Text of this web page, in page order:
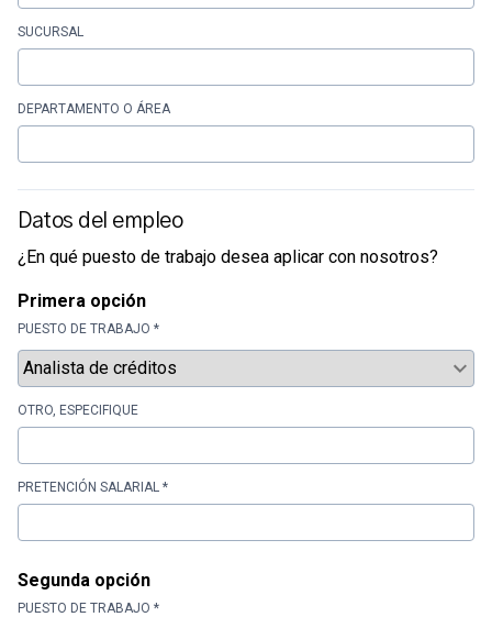
SUCURSAL
DEPARTAMENTO O ÁREA
Datos del empleo
¿En qué puesto de trabajo desea aplicar con nosotros?
Primera opción
PUESTO DE TRABAJO *
OTRO, ESPECIFIQUE
PRETENCIÓN SALARIAL *
Segunda opción
PUESTO DE TRABAJO *